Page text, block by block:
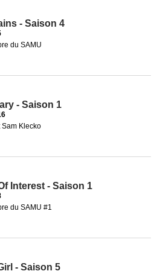
- Saison 4
du SAMU
- Saison 1
Sam Klecko
Interest - Saison 1
du SAMU #1
- Saison 5